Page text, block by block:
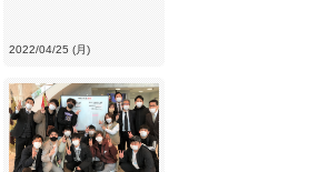
2022/04/25 (月)